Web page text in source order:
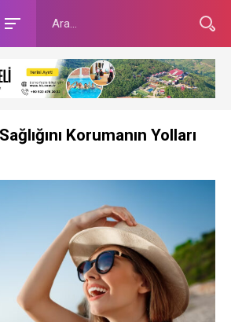
Korumanın Yolları